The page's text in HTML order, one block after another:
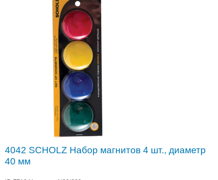
4042 SCHOLZ Набор магнитов 4 шт., диаметр
40 мм